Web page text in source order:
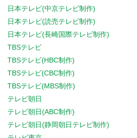
日本テレビ(中京テレビ制作)
日本テレビ(読売テレビ制作)
日本テレビ(長崎国際テレビ制作)
TBSテレビ
TBSテレビ(HBC制作)
TBSテレビ(CBC制作)
TBSテレビ(MBS制作)
テレビ朝日
テレビ朝日(ABC制作)
テレビ朝日(静岡朝日テレビ制作)